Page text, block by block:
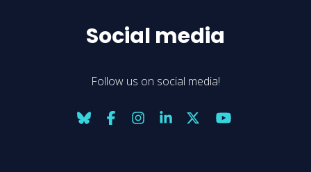
Social media
Follow us on social media!